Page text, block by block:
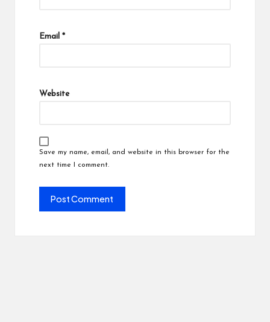
Email *
Website
Save my name, email, and website in this browser for the
next time I comment.